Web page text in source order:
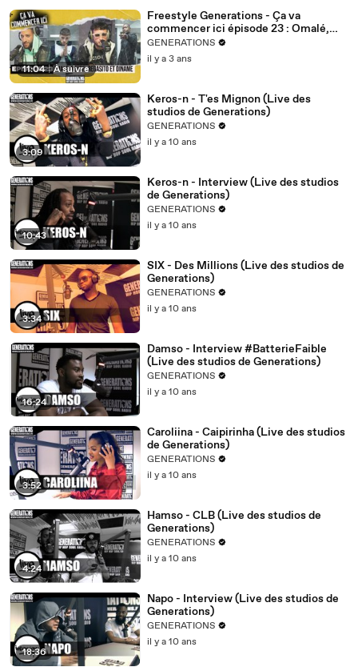
11:04 | À suivre
Freestyle Generations - Ça va
commencer ici épisode 23 : Omalé,
Nevon, Regasito et Diname
GENERATIONS
il y a 3 ans
3:09
Keros-n - T'es Mignon (Live des
studios de Generations)
GENERATIONS
il y a 10 ans
10:43
Keros-n - Interview (Live des studios
de Generations)
GENERATIONS
il y a 10 ans
3:34
SIX - Des Millions (Live des studios de
Generations)
GENERATIONS
il y a 10 ans
16:24
Damso - Interview #BatterieFaible
(Live des studios de Generations)
GENERATIONS
il y a 10 ans
3:52
Caroliina - Caipirinha (Live des studios
de Generations)
GENERATIONS
il y a 10 ans
4:24
Hamso - CLB (Live des studios de
Generations)
GENERATIONS
il y a 10 ans
18:36
Napo - Interview (Live des studios de
Generations)
GENERATIONS
il y a 10 ans